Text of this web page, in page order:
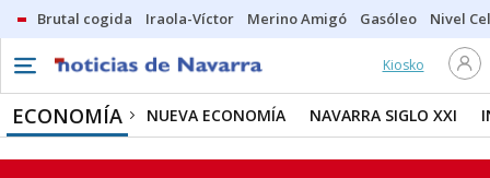
Brutal cogida Iraola-Víctor Merino Amigó Gasóleo Nivel
Kiosko
ECONOMÍA NUEVA ECONOMÍA NAVARRA SIGLO XXI